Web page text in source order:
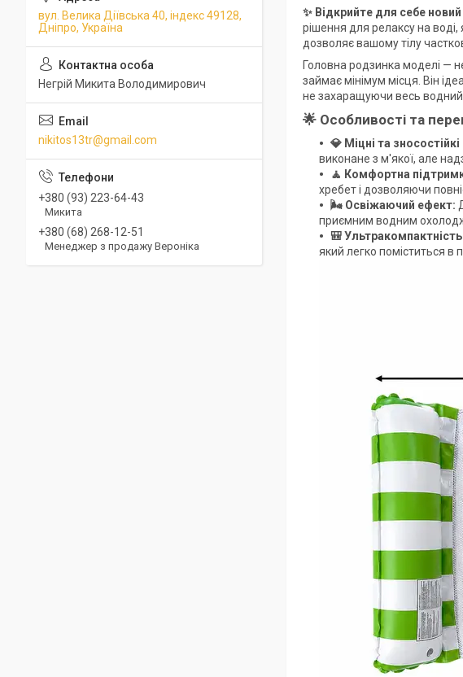
✨ Відкрийте для себе
рішення для релаксу на воді,
дозволяє вашому тілу
Головна родзинка моделі —
займає мінімум місця. Він
не захаращуючи весь водний
🌟 Особливості та
💎 Міцні та
виконане з м'якої, але
🧘 Комфортна
хребет і дозволяючи
🌬️ Освіжаючий ефект:
приємним водним
🎒 Ультракомпактність
який легко поміститься в
вул. Велика Діївська 40, індекс 49128,
Дніпро, Україна
Негрій Микита Володимирович
nikitos13tr@gmail.com
+380 (93) 223-64-43
Микита
+380 (68) 268-12-51
Менеджер з продажу Вероніка